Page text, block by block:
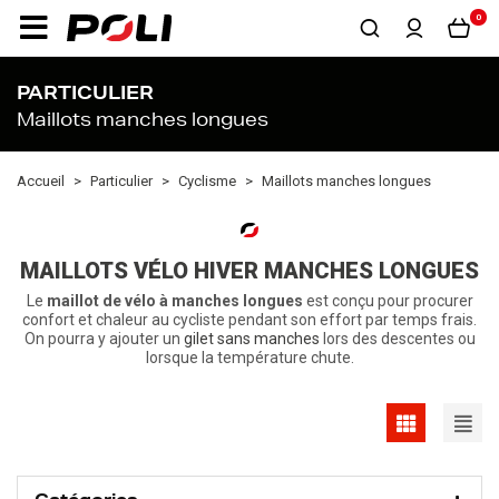
0
PARTICULIER
Maillots manches longues
Accueil Particulier Cyclisme Maillots manches longues
MAILLOTS VÉLO HIVER MANCHES LONGUES
Le maillot de vélo à manches longues est conçu pour procurer
confort et chaleur au cycliste pendant son effort par temps frais.
On pourra y ajouter un gilet sans manches lors des descentes ou
lorsque la température chute.